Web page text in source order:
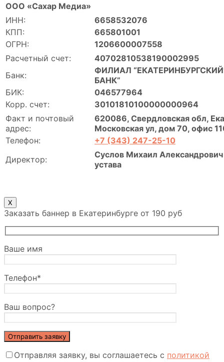
ООО «Сахар Медиа»
ИНН:
6658532076
КПП:
665801001
ОГРН:
1206600007558
Расчетный счет:
40702810538190002995
Банк:
ФИЛИАЛ
БАНК”
БИК:
046577964
Корр. счет:
30101810100000000964
Факт и почтовый
адрес:
620086, Свердловская обл,
Московская ул, дом 70, офис
Телефон:
+7 (343) 247-25-10
Директор:
Суслов Михаил Александрович
устава
X
Заказать баннер в Екатеринбурге от 190 руб
Ваше имя
Телефон*
Ваш вопрос?
Отправляя заявку, вы соглашаетесь с политикой